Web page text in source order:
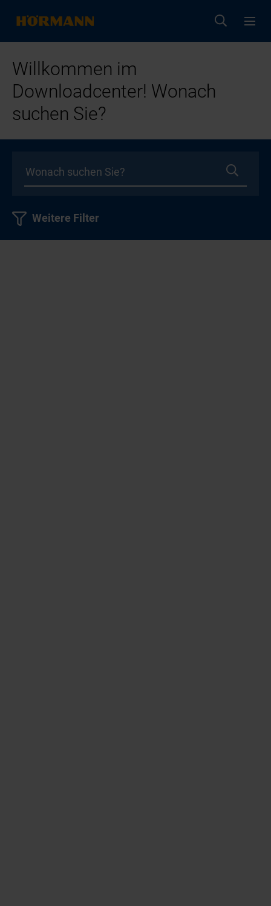
Willkommen im
Downloadcenter! Wonach
suchen Sie?
Weitere Filter